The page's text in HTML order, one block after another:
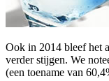
Ook in 2014 bleef het
verder stijgen. We
(een toename van